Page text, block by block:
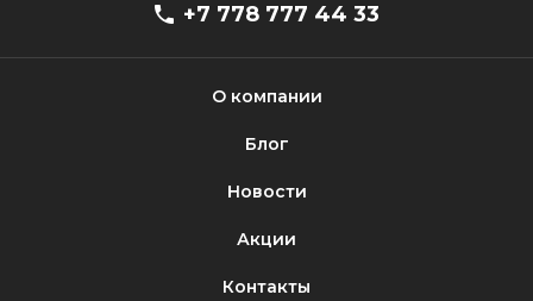
+7 778 777 44 33
О компании
Блог
Новости
Акции
Контакты